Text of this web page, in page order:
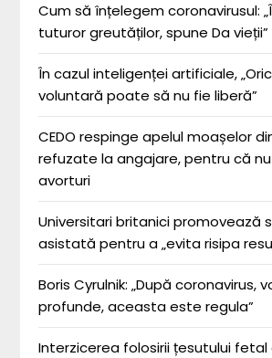
Cum să înțelegem coronavirusul:
tuturor greutăților, spune Da vieții”
În cazul inteligenței artificiale,
voluntară poate să nu fie liberă”
CEDO respinge apelul moașelor
refuzate la angajare, pentru că
avorturi
Universitari britanici promovează
asistată pentru a „evita risipa
Boris Cyrulnik: „După coronavirus,
profunde, aceasta este regula”
Interzicerea folosirii țesutului fetal